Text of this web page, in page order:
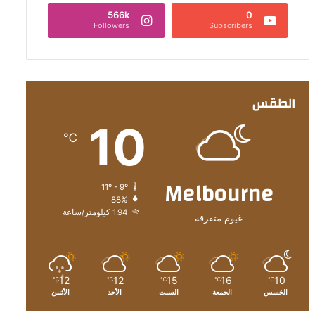
0
Subscribers
566k
Followers
الطقس
Melbourne
غيوم متفرقة
10
℃
11º - 9º
88%
1.94 كيلومتر/ساعة
10
℃
الخميس
16
℃
الجمعة
15
℃
السبت
12
℃
الأحد
12
℃
الأثنين